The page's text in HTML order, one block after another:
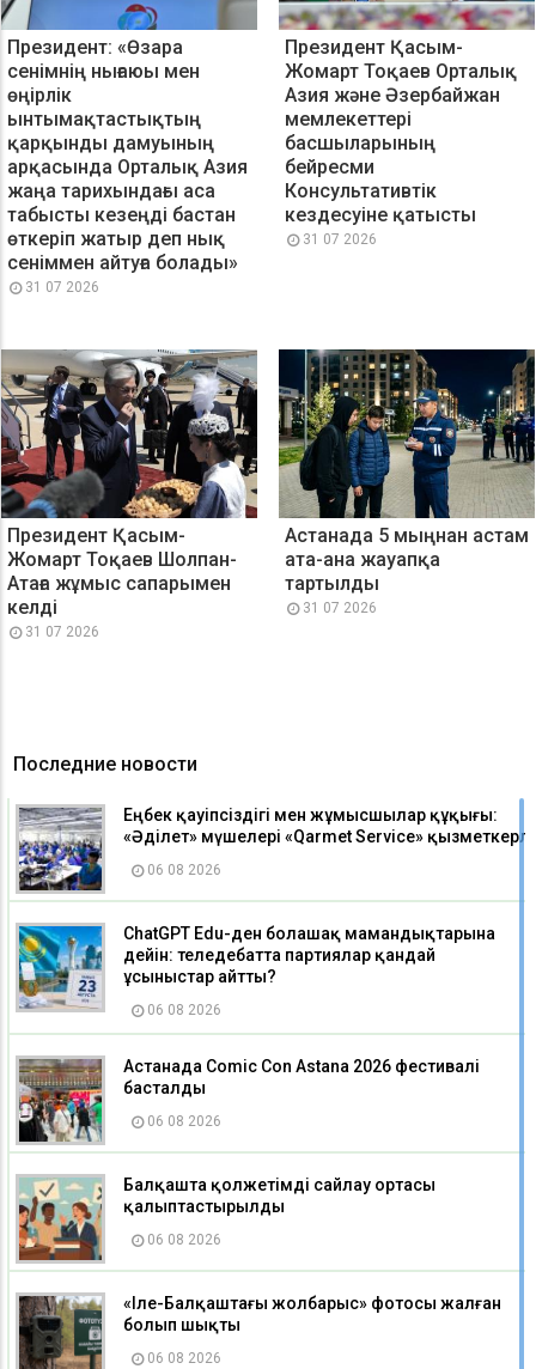
Президент: «Өзара
сенімнің нығаюы мен
өңірлік
ынтымақтастықтың
қарқынды дамуының
арқасында Орталық Азия
жаңа тарихындағы аса
табысты кезеңді бастан
өткеріп жатыр деп нық
сеніммен айтуға болады»
31 07 2026
Президент Қасым-
Жомарт Тоқаев Орталық
Азия және Әзербайжан
мемлекеттері
басшыларының
бейресми
Консультативтік
кездесуіне қатысты
31 07 2026
Президент Қасым-
Жомарт Тоқаев Шолпан-
Атаға жұмыс сапарымен
келді
31 07 2026
Астанада 5 мыңнан астам
ата-ана жауапқа
тартылды
31 07 2026
Последние новости
Еңбек қауіпсіздігі мен жұмысшылар құқығы:
«Әділет» мүшелері «Qarmet Service»
06 08 2026
ChatGPT Edu-ден болашақ мамандықтарына
дейін: теледебатта партиялар қандай
ұсыныстар айтты?
06 08 2026
Астанада Comic Con Astana 2026 фестивалі
басталды
06 08 2026
Балқашта қолжетімді сайлау ортасы
қалыптастырылды
06 08 2026
«Іле-Балқаштағы жолбарыс» фотосы жалған
болып шықты
06 08 2026